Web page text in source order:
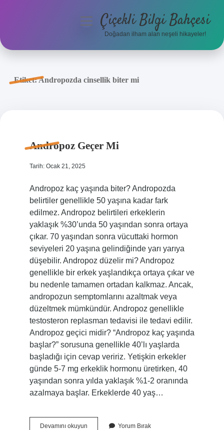
Anasayfa
menüyüÇiçekli Bilgi Bahçesi
Doğadan ilham alan neşeli hikayeler!
Etiket:Andropozda cinsellik biter mi
Andropoz Geçer Mi
Tarih: Ocak 21, 2025
Andropoz kaç yaşında biter? Andropozda
belirtiler genellikle 50 yaşına kadar fark
edilmez. Andropoz belirtileri erkeklerin
yaklaşık %30’unda 50 yaşından sonra ortaya
çıkar. 70 yaşından sonra vücuttaki hormon
seviyeleri 20 yaşına gelindiğinde yarı yarıya
düşebilir. Andropoz düzelir mi? Andropoz
genellikle bir erkek yaşlandıkça ortaya çıkar ve
bu nedenle tamamen ortadan kalkmaz. Ancak,
andropozun semptomlarını azaltmak veya
düzeltmek mümkündür. Andropoz genellikle
testosteron replasman tedavisi ile tedavi edilir.
Andropoz geçici midir? “Andropoz kaç yaşında
başlar?” sorusuna genellikle 40’lı yaşlarda
başladığı için cevap veririz. Yetişkin erkekler
günde 5-7 mg erkeklik hormonu üretirken, 40
yaşından sonra yılda yaklaşık %1-2 oranında
azalmaya başlar. Erkeklerde 40 yaş…
Devamını okuyunAndropoz
Yorum Bırak